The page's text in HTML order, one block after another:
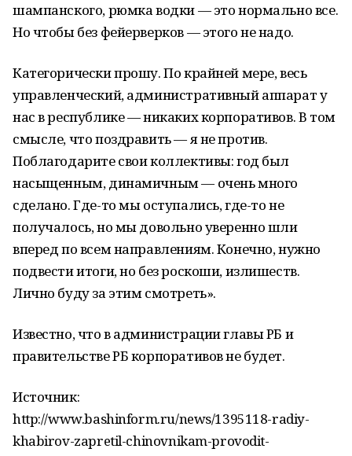
шампанского, рюмка водки — это нормально все.
Но чтобы без фейерверков — этого не надо.
Категорически прошу. По крайней мере, весь
управленческий, административный аппарат у
нас в республике — никаких корпоративов. В том
смысле, что поздравить — я не против.
Поблагодарите свои коллективы: год был
насыщенным, динамичным — очень много
сделано. Где-то мы оступались, где-то не
получалось, но мы довольно уверенно шли
вперед по всем направлениям. Конечно, нужно
подвести итоги, но без роскоши, излишеств.
Лично буду за этим смотреть».
Известно, что в администрации главы РБ и
правительстве РБ корпоративов не будет.
Источник:
http://www.bashinform.ru/news/1395118-radiy-
khabirov-zapretil-chinovnikam-provodit-